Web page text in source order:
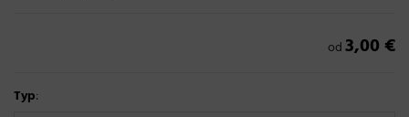
od3,00 €
Typ: